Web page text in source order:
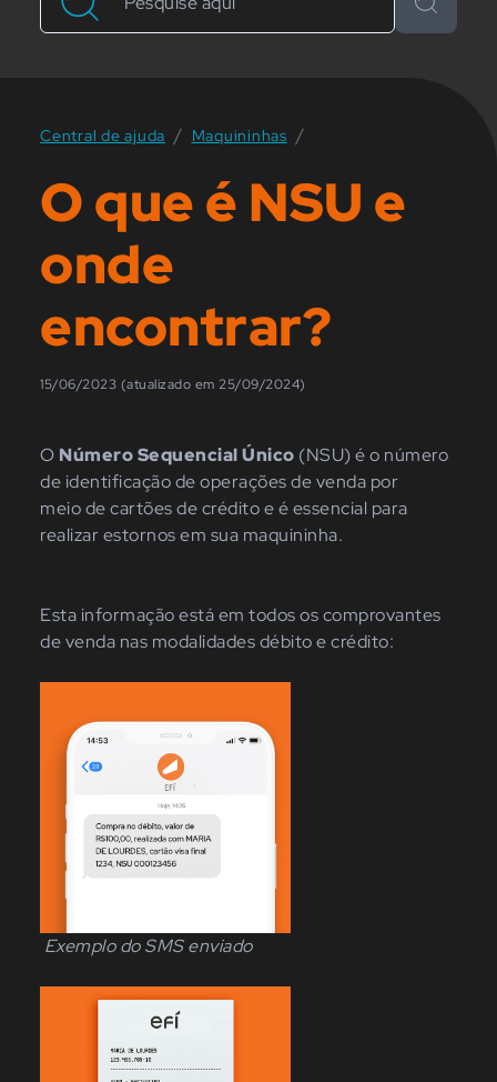
Buscar
Central de ajuda / Maquininhas /
O que é NSU e
onde
encontrar?
15/06/2023 (atualizado em 25/09/2024)
O Número Sequencial Único (NSU) é o número
de identificação de operações de venda por
meio de cartões de crédito e é essencial para
realizar estornos em sua maquininha.
Esta informação está em todos os comprovantes
de venda nas modalidades débito e crédito:
Exemplo do SMS enviado